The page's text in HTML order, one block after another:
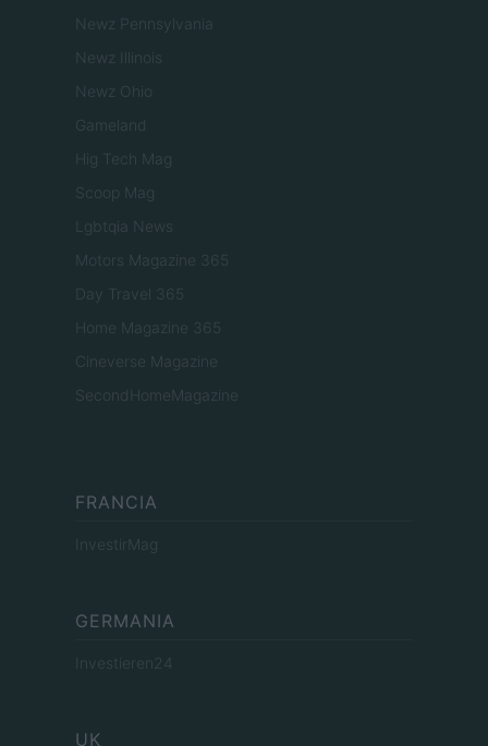
Newz Pennsylvania
Newz Illinois
Newz Ohio
Gameland
Hig Tech Mag
Scoop Mag
Lgbtqia News
Motors Magazine 365
Day Travel 365
Home Magazine 365
Cineverse Magazine
SecondHomeMagazine
FRANCIA
InvestirMag
GERMANIA
Investieren24
UK